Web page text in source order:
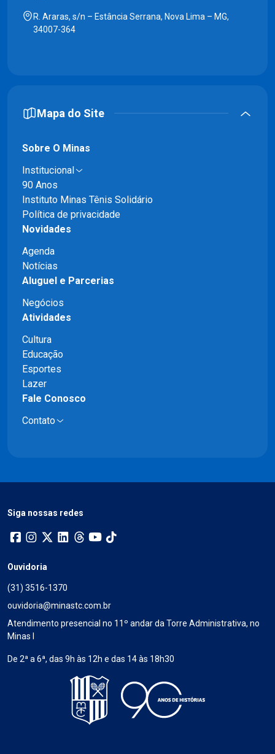
R. Araras, s/n – Estância Serrana, Nova Lima – MG,
34007-364
Mapa do Site
Sobre O Minas
Institucional
90 Anos
Instituto Minas Tênis Solidário
Política de privacidade
Novidades
Agenda
Notícias
Aluguel e Parcerias
Negócios
Atividades
Cultura
Educação
Esportes
Lazer
Fale Conosco
Contato
Siga nossas redes
Ouvidoria
(31) 3516-1370
ouvidoria@minastc.com.br
Atendimento presencial no 11º andar da Torre Administrativa, no
Minas I
De 2ª a 6ª, das 9h às 12h e das 14 às 18h30